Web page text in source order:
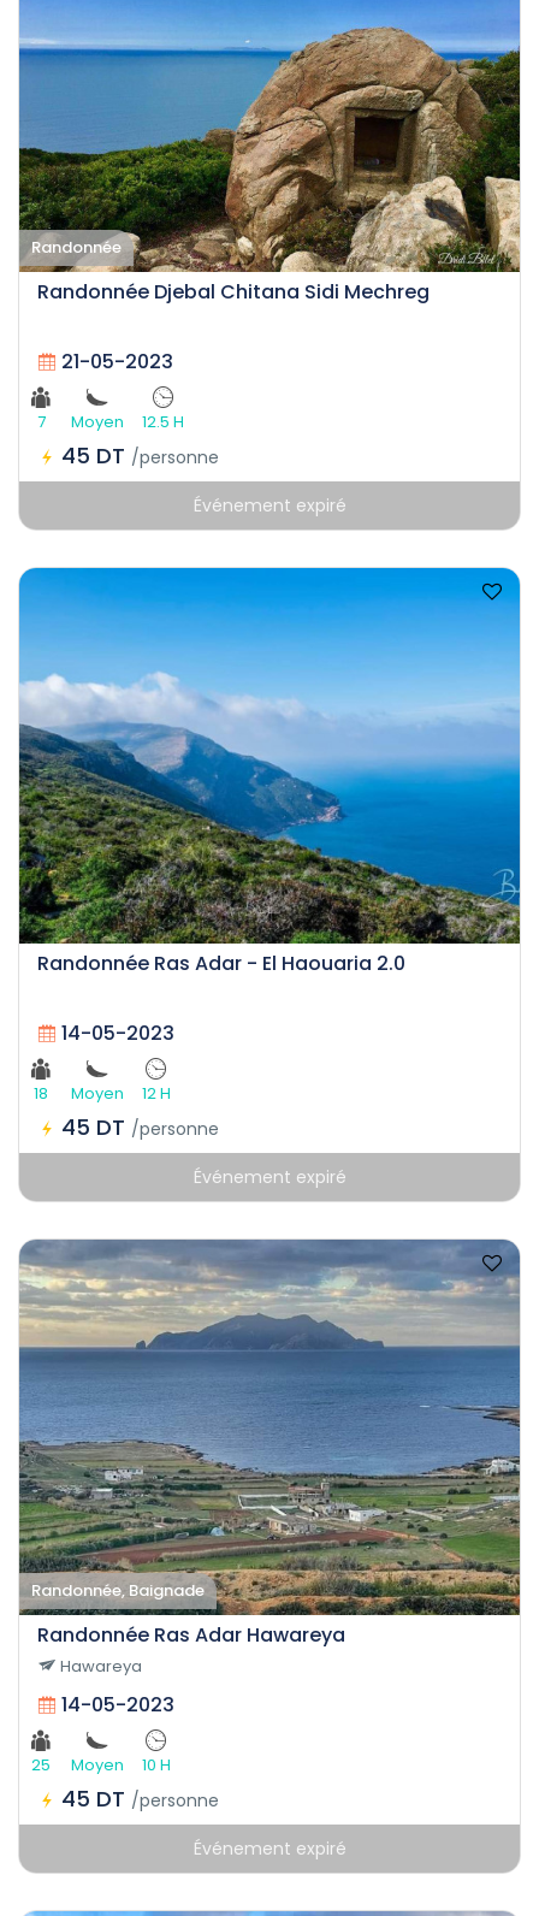
Randonnée
Randonnée Djebal Chitana Sidi Mechreg
21-05-2023
7 Moyen 12.5 H
45 DT /personne
Événement expiré
Randonnée Ras Adar - El Haouaria 2.0
14-05-2023
18 Moyen 12 H
45 DT /personne
Événement expiré
Randonnée, Baignade
Randonnée Ras Adar Hawareya
Hawareya
14-05-2023
25 Moyen 10 H
45 DT /personne
Événement expiré